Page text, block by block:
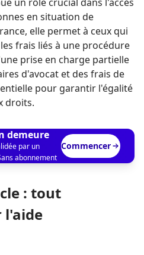
en situation de
elle permet à ceux qui
frais liés à une procédure
prise en charge partielle
d'avocat et des frais de
pour garantir l'égalité
droits.
demeure
par un
abonnement
Commencer
: tout
l'aide